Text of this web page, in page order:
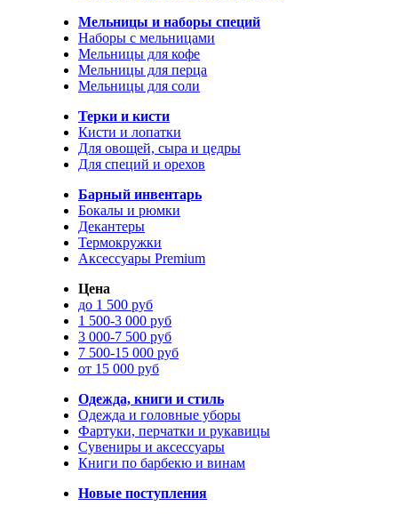
Мельницы и наборы специй
Наборы с мельницами
Мельницы для кофе
Мельницы для перца
Мельницы для соли
Терки и кисти
Кисти и лопатки
Для овощей, сыра и цедры
Для специй и орехов
Барный инвентарь
Бокалы и рюмки
Декантеры
Термокружки
Аксессуары Premium
Цена
до 1 500 руб
1 500-3 000 руб
3 000-7 500 руб
7 500-15 000 руб
от 15 000 руб
Одежда, книги и стиль
Одежда и головные уборы
Фартуки, перчатки и рукавицы
Сувениры и аксессуары
Книги по барбекю и винам
Новые поступления